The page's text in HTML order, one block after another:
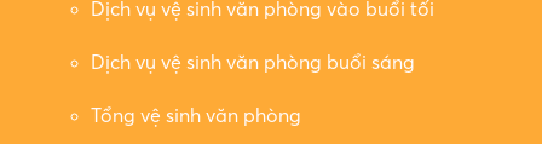
Dịch vụ vệ sinh văn phòng vào buổi tối
Dịch vụ vệ sinh văn phòng buổi sáng
Tổng vệ sinh văn phòng